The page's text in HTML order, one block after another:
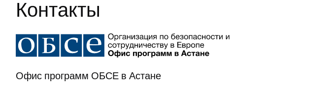
Контакты
Офис программ ОБСЕ в Астане